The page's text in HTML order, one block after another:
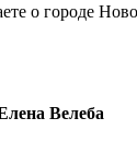
о городе
Велеба